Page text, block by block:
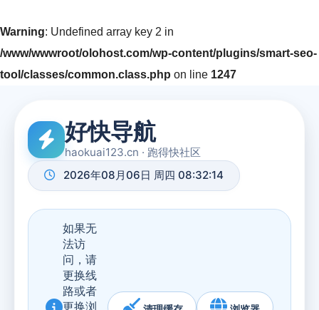
Warning: Undefined array key 2 in
/www/wwwroot/olohost.com/wp-content/plugins/smart-seo-
tool/classes/common.class.php on line 1247